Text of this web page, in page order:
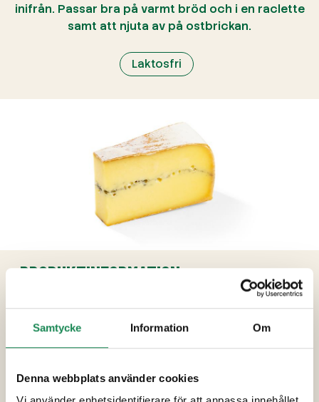
Samtycke Information Om
Denna webbplats använder cookies
inifrån. Passar bra på varmt bröd och i en raclette
samt att njuta av på ostbrickan.
Laktosfri
PRODUKTINFORMATION
Ingredienser
Opastöriserad MJÖLK, salt, syrningskultur,
löpe, organisk aska.
Förpackningsstorlekar